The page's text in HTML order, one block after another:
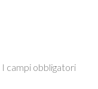
I campi obbligatori